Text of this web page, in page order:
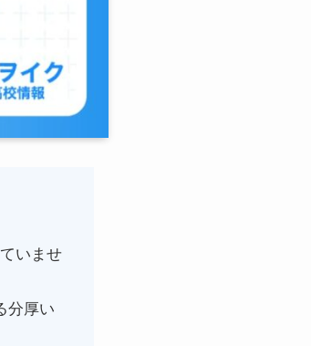
いませ
分厚い